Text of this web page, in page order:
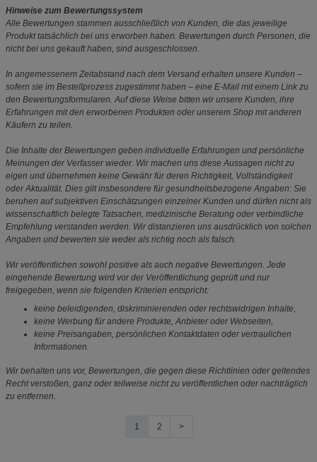
Hinweise zum Bewertungssystem
Alle Bewertungen stammen ausschließlich von Kunden, die das jeweilige
Produkt tatsächlich bei uns erworben haben. Bewertungen durch Personen, die
nicht bei uns gekauft haben, sind ausgeschlossen.
In angemessenem Zeitabstand nach dem Versand erhalten unsere Kunden –
sofern sie im Bestellprozess zugestimmt haben – eine E-Mail mit einem Link zu
den Bewertungsformularen. Auf diese Weise bitten wir unsere Kunden, ihre
Erfahrungen mit den erworbenen Produkten oder unserem Shop mit anderen
Käufern zu teilen.
Die Inhalte der Bewertungen geben individuelle Erfahrungen und persönliche
Meinungen der Verfasser wieder. Wir machen uns diese Aussagen nicht zu
eigen und übernehmen keine Gewähr für deren Richtigkeit, Vollständigkeit
oder Aktualität. Dies gilt insbesondere für gesundheitsbezogene Angaben: Sie
beruhen auf subjektiven Einschätzungen einzelner Kunden und dürfen nicht als
wissenschaftlich belegte Tatsachen, medizinische Beratung oder verbindliche
Empfehlung verstanden werden. Wir distanzieren uns ausdrücklich von solchen
Angaben und bewerten sie weder als richtig noch als falsch.
Wir veröffentlichen sowohl positive als auch negative Bewertungen. Jede
eingehende Bewertung wird vor der Veröffentlichung geprüft und nur
freigegeben, wenn sie folgenden Kriterien entspricht:
keine beleidigenden, diskriminierenden oder rechtswidrigen Inhalte,
keine Werbung für andere Produkte, Anbieter oder Webseiten,
keine Preisangaben, persönlichen Kontaktdaten oder vertraulichen
Informationen.
Wir behalten uns vor, Bewertungen, die gegen diese Richtlinien oder geltendes
Recht verstoßen, ganz oder teilweise nicht zu veröffentlichen oder nachträglich
zu entfernen.
1 2 >